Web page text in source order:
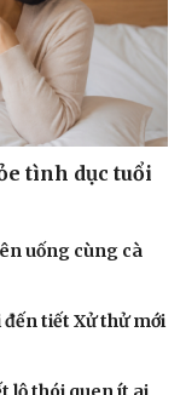
tình dục tuổi
uống cùng cà
tiết Xử thử mới